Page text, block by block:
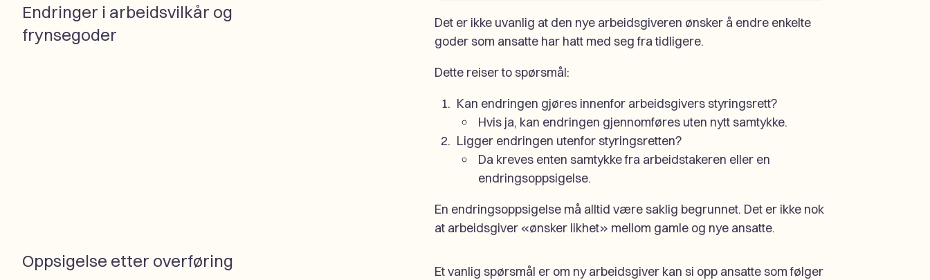
Endringer i arbeidsvilkår og
frynsegoder
Det er ikke uvanlig at den nye arbeidsgiveren ønsker å endre enkelte
goder som ansatte har hatt med seg fra tidligere.
Dette reiser to spørsmål:
Kan endringen gjøres innenfor arbeidsgivers styringsrett?
Hvis ja, kan endringen gjennomføres uten nytt samtykke.
Ligger endringen utenfor styringsretten?
Da kreves enten samtykke fra arbeidstakeren eller en
endringsoppsigelse.
En endringsoppsigelse må alltid være saklig begrunnet. Det er ikke nok
at arbeidsgiver «ønsker likhet» mellom gamle og nye ansatte.
Oppsigelse etter overføring
Et vanlig spørsmål er om ny arbeidsgiver kan si opp ansatte som følger